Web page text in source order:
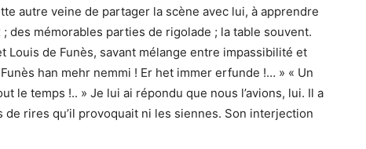
autre veine de partager la scène avec lui, à apprendre
des mémorables parties de rigolade ; la table souvent.
Louis de Funès, savant mélange entre impassibilité et
han mehr nemmi ! Er het immer erfunde !… » « Un
le temps !.. » Je lui ai répondu que nous l’avions, lui. Il a
de rires qu’il provoquait ni les siennes. Son interjection